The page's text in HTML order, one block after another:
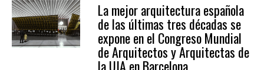
La mejor arquitectura española
de las últimas tres décadas se
expone en el Congreso Mundial
de Arquitectos y Arquitectas de
la UIA en Barcelona